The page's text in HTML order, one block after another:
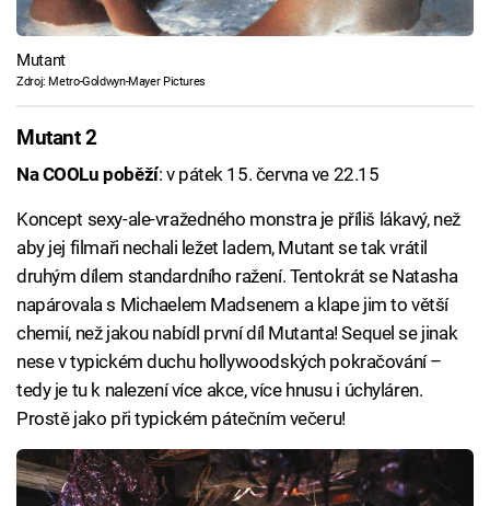
Mutant
Zdroj: Metro-Goldwyn-Mayer Pictures
Mutant 2
Na COOLu poběží: v pátek 15. června ve 22.15
Koncept sexy-ale-vražedného monstra je příliš lákavý, než
aby jej filmaři nechali ležet ladem, Mutant se tak vrátil
druhým dílem standardního ražení. Tentokrát se Natasha
napárovala s Michaelem Madsenem a klape jim to větší
chemií, než jakou nabídl první díl Mutanta! Sequel se jinak
nese v typickém duchu hollywoodských pokračování –
tedy je tu k nalezení více akce, více hnusu i úchyláren.
Prostě jako při typickém pátečním večeru!